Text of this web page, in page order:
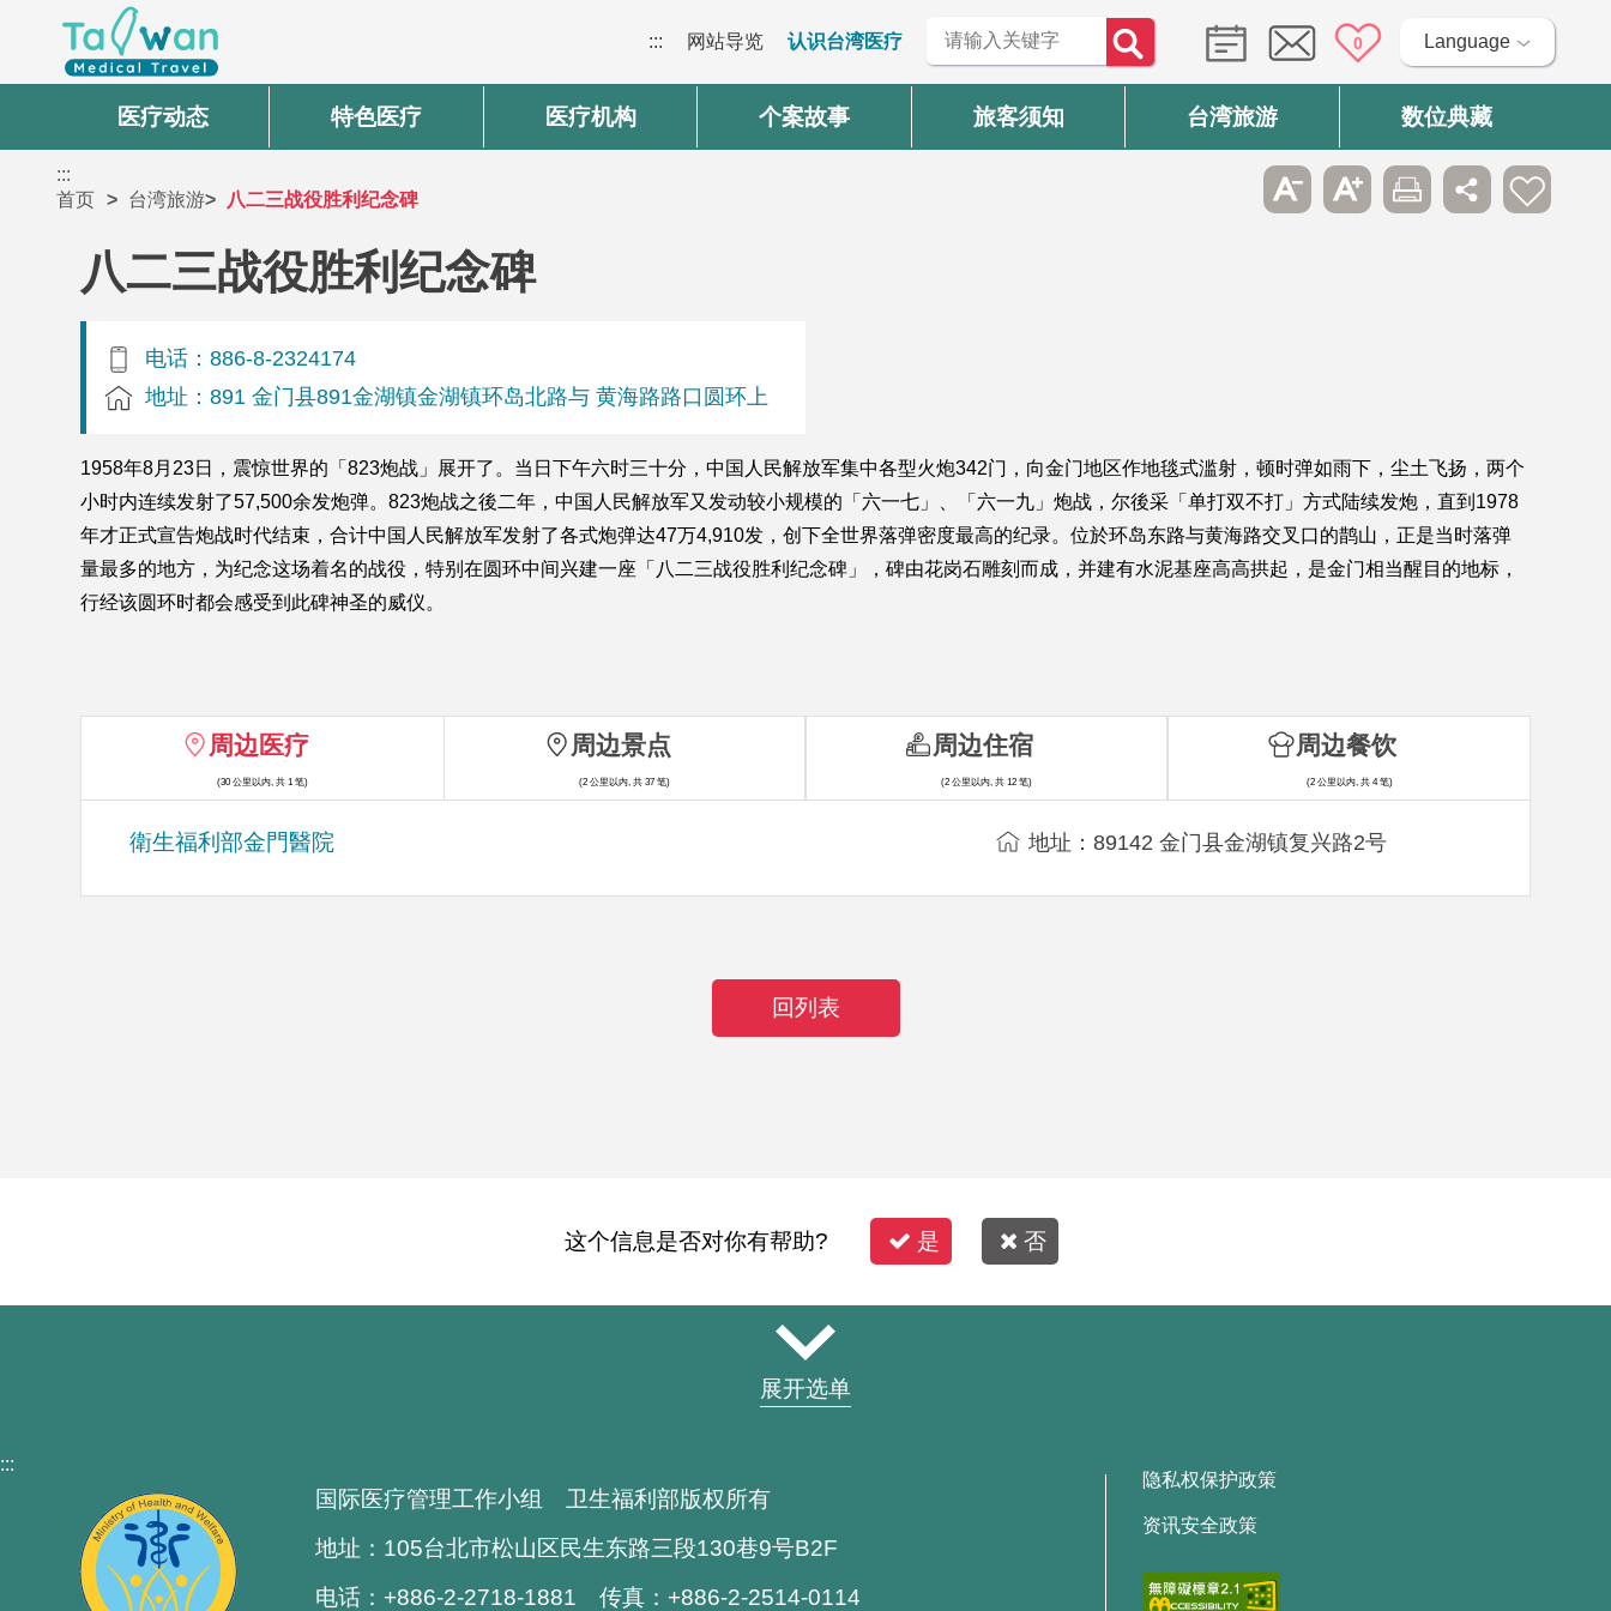
::: 网站导览 认识台湾医疗 0 Language
医疗动态 特色医疗 医疗机构 个案故事 旅客须知 台湾旅游 数位典藏
:::
首页
台湾旅游 八二三战役胜利纪念碑
八二三战役胜利纪念碑
电话：886-8-2324174
地址：891 金门县891金湖镇金湖镇环岛北路与 黄海路路口圆环上
1958年8月23日，震惊世界的「823炮战」展开了。当日下午六时三十分，中国人民解放军集中各型火炮342门，向金门地区作地毯式滥射，顿时弹如雨下，尘土飞扬，两个
小时内连续发射了57,500余发炮弹。823炮战之後二年，中国人民解放军又发动较小规模的「六一七」、「六一九」炮战，尔後采「单打双不打」方式陆续发炮，直到1978
年才正式宣告炮战时代结束，合计中国人民解放军发射了各式炮弹达47万4,910发，创下全世界落弹密度最高的纪录。位於环岛东路与黄海路交叉口的鹊山，正是当时落弹
量最多的地方，为纪念这场着名的战役，特别在圆环中间兴建一座「八二三战役胜利纪念碑」，碑由花岗石雕刻而成，并建有水泥基座高高拱起，是金门相当醒目的地标，
行经该圆环时都会感受到此碑神圣的威仪。
周边医疗
(30 公里以内, 共 1 笔)
衛生福利部金門醫院 地址：89142 金门县金湖镇复兴路2号
周边景点
(2 公里以内, 共 37 笔)
周边住宿
(2 公里以内, 共 12 笔)
周边餐饮
(2 公里以内, 共 4 笔)
回列表
这个信息是否对你有帮助? 是 否
展开选单
:::
国际医疗管理工作小组 卫生福利部版权所有
地址：105台北市松山区民生东路三段130巷9号B2F
电话：+886-2-2718-1881 传真：+886-2-2514-0114
隐私权保护政策
资讯安全政策